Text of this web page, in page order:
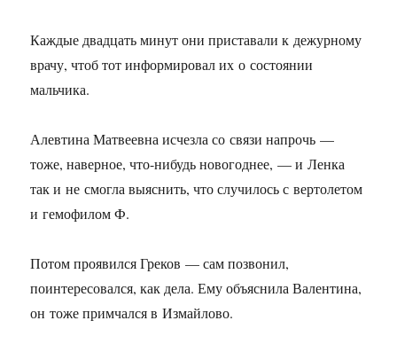
Каждые двадцать минут они приставали к дежурному
врачу, чтоб тот информировал их о состоянии
мальчика.
Алевтина Матвеевна исчезла со связи напрочь —
тоже, наверное, что-нибудь новогоднее, — и Ленка
так и не смогла выяснить, что случилось с вертолетом
и гемофилом Ф.
Потом проявился Греков — сам позвонил,
поинтересовался, как дела. Ему объяснила Валентина,
он тоже примчался в Измайлово.